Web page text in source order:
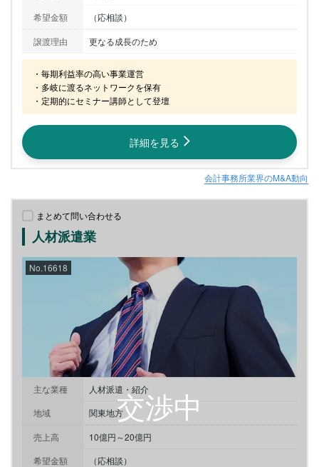
希望金額
（応相談）
譲渡理由
更なる成長のため
・毎期利益率の高い事業運営
・多岐に渡るネットワークを保有
・定期的にセミナー講師として登壇
詳細を見る
会計事務所業界のM&A動向
まとめて問い合わせる
人材派遣業
No.16618
主な業種
人材派遣・紹介
地域
関東地方
売上高
10億円～20億円
希望金額
（応相談）